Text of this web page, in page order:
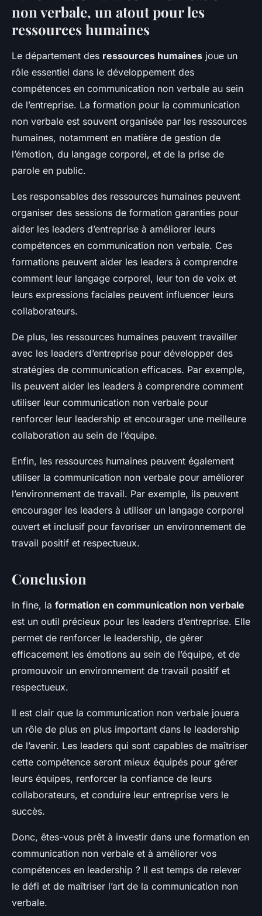
non verbale, un atout pour les
ressources humaines
Le département des ressources humaines joue un
rôle essentiel dans le développement des
compétences en communication non verbale au sein
de l’entreprise. La formation pour la communication
non verbale est souvent organisée par les ressources
humaines, notamment en matière de gestion de
l’émotion, du langage corporel, et de la prise de
parole en public.
Les responsables des ressources humaines peuvent
organiser des sessions de formation garanties pour
aider les leaders d’entreprise à améliorer leurs
compétences en communication non verbale. Ces
formations peuvent aider les leaders à comprendre
comment leur langage corporel, leur ton de voix et
leurs expressions faciales peuvent influencer leurs
collaborateurs.
De plus, les ressources humaines peuvent travailler
avec les leaders d’entreprise pour développer des
stratégies de communication efficaces. Par exemple,
ils peuvent aider les leaders à comprendre comment
utiliser leur communication non verbale pour
renforcer leur leadership et encourager une meilleure
collaboration au sein de l’équipe.
Enfin, les ressources humaines peuvent également
utiliser la communication non verbale pour améliorer
l’environnement de travail. Par exemple, ils peuvent
encourager les leaders à utiliser un langage corporel
ouvert et inclusif pour favoriser un environnement de
travail positif et respectueux.
Conclusion
In fine, la formation en communication non verbale
est un outil précieux pour les leaders d’entreprise. Elle
permet de renforcer le leadership, de gérer
efficacement les émotions au sein de l’équipe, et de
promouvoir un environnement de travail positif et
respectueux.
Il est clair que la communication non verbale jouera
un rôle de plus en plus important dans le leadership
de l’avenir. Les leaders qui sont capables de maîtriser
cette compétence seront mieux équipés pour gérer
leurs équipes, renforcer la confiance de leurs
collaborateurs, et conduire leur entreprise vers le
succès.
Donc, êtes-vous prêt à investir dans une formation en
communication non verbale et à améliorer vos
compétences en leadership ? Il est temps de relever
le défi et de maîtriser l’art de la communication non
verbale.